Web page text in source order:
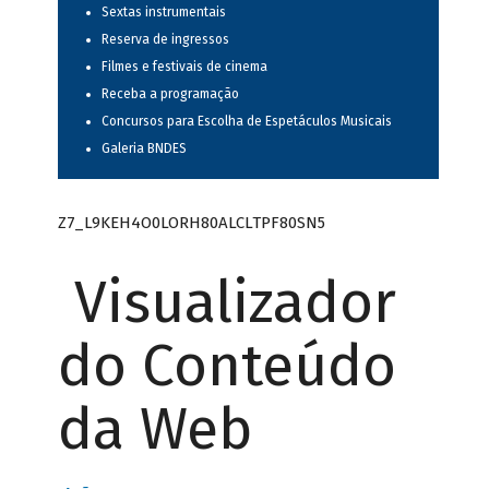
Sextas instrumentais
Reserva de ingressos
Filmes e festivais de cinema
Receba a programação
Concursos para Escolha de Espetáculos Musicais
Galeria BNDES
Z7_L9KEH4O0LORH80ALCLTPF80SN5
Visualizador
do Conteúdo
da Web